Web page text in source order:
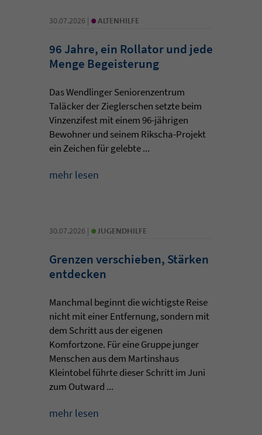
30.07.2026 | • ALTENHILFE
96 Jahre, ein Rollator und jede
Menge Begeisterung
Das Wendlinger Seniorenzentrum
Taläcker der Zieglerschen setzte beim
Vinzenzifest mit einem 96-jährigen
Bewohner und seinem Rikscha-Projekt
ein Zeichen für gelebte ...
mehr lesen
30.07.2026 | • JUGENDHILFE
Grenzen verschieben, Stärken
entdecken
Manchmal beginnt die wichtigste Reise
nicht mit einer Entfernung, sondern mit
dem Schritt aus der eigenen
Komfortzone. Für eine Gruppe junger
Menschen aus dem Martinshaus
Kleintobel führte dieser Schritt im Juni
zum Outward ...
mehr lesen